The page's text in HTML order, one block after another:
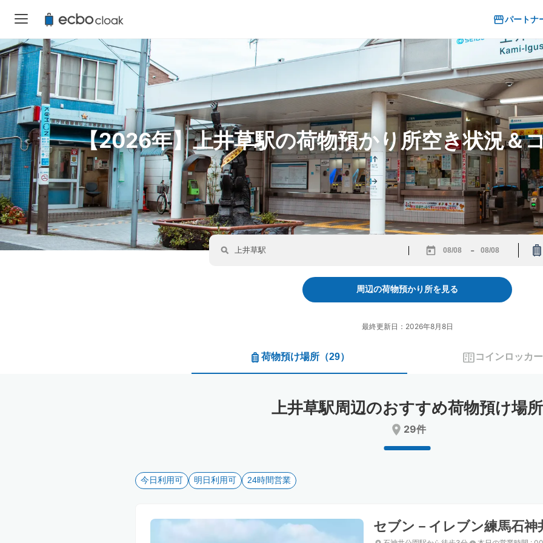
パートナ
【2026年】上井草駅の荷物預かり所空き状況＆
forward
to
interact
the
select
Press
the
changing
-
backward
interact
select
the
for
changing
周辺の荷物預かり所を見る
最終更新日：2026年8月8日
荷物預け場所 （29） コインロッカー
上井草駅周辺のおすすめ荷物預け場所
29件
今日利用可 明日利用可 24時間営業
セブン－イレブン練馬石神